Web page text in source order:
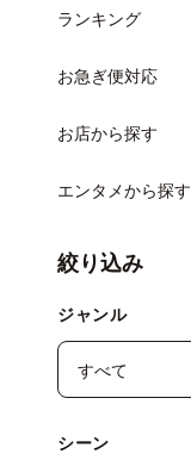
ランキング
お急ぎ便対応
お店から探す
エンタメから探す
絞り込み
ジャンル
シーン